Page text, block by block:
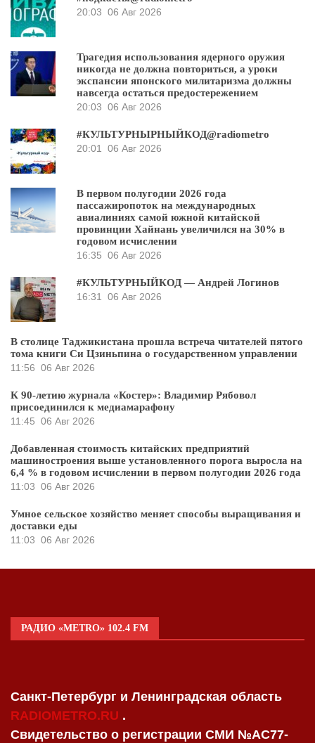
20:03 06 Авг 2026
Трагедия использования ядерного оружия
никогда не должна повториться, а уроки
экспансии японского милитаризма должны
навсегда остаться предостережением
20:03 06 Авг 2026
#КУЛЬТУРНЫРНЫЙКОД@radiometro
20:01 06 Авг 2026
В первом полугодии 2026 года
пассажиропоток на международных
авиалиниях самой южной китайской
провинции Хайнань увеличился на 30% в
годовом исчислении
16:35 06 Авг 2026
#КУЛЬТУРНЫЙКОД — Андрей Логинов
16:31 06 Авг 2026
В столице Таджикистана прошла встреча читателей пятого
тома книги Си Цзиньпина о государственном управлении
11:56 06 Авг 2026
К 90-летию журнала «Костер»: Владимир Рябовол
присоединился к медиамарафону
11:45 06 Авг 2026
Добавленная стоимость китайских предприятий
машиностроения выше установленного порога выросла на
6,4 % в годовом исчислении в первом полугодии 2026 года
11:03 06 Авг 2026
Умное сельское хозяйство меняет способы выращивания и
доставки еды
11:03 06 Авг 2026
РАДИО «METRO» 102.4 FM
Санкт-Петербург и Ленинградская область
RADIOMETRO.RU .
Свидетельство о регистрации СМИ №AC77-